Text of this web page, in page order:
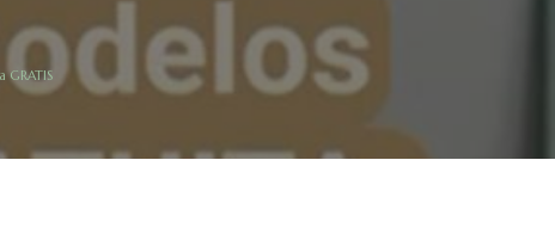
GRATIS